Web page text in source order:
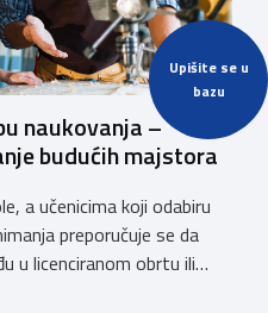
Upišite se u
bazu
naukovanja –
budućih majstora
a učenicima koji odabiru
preporučuje se da
u licenciranom obrtu ili